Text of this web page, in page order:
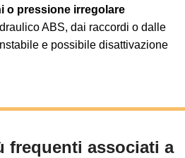
o pressione irregolare
ABS, dai raccordi o dalle
e possibile disattivazione
frequenti associati a